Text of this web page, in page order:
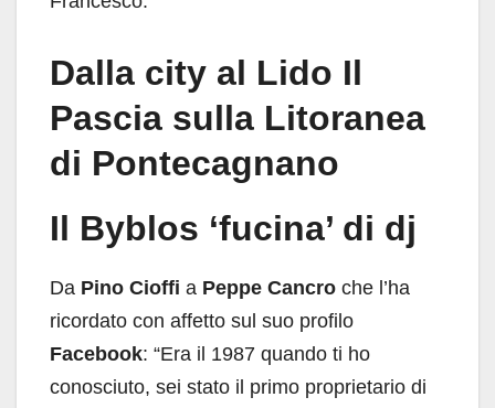
Dalla city al Lido Il
Pascia sulla Litoranea
di Pontecagnano
Il Byblos ‘fucina’ di dj
Da Pino Cioffi a Peppe Cancro che l’ha
ricordato con affetto sul suo profilo
Facebook: “Era il 1987 quando ti ho
conosciuto, sei stato il primo proprietario di